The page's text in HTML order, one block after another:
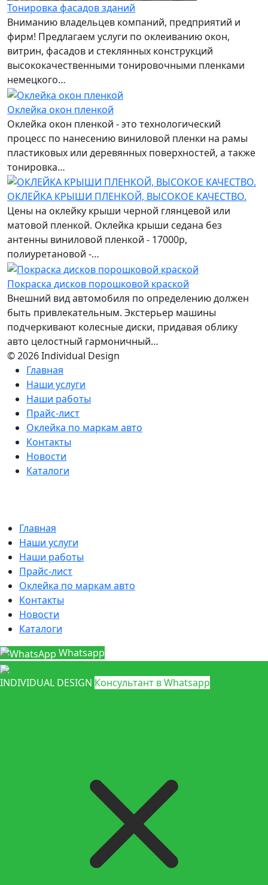
Тонировка фасадов зданий
Вниманию владельцев компаний, предприятий и
фирм! Предлагаем услуги по оклеиванию окон,
витрин, фасадов и стеклянных конструкций
высококачественными тонировочными пленками
немецкого…
Оклейка окон пленкой
Оклейка окон пленкой - это технологический
процесс по нанесению виниловой пленки на рамы
пластиковых или деревянных поверхностей, а также
тонировка…
ОКЛЕЙКА КРЫШИ ПЛЕНКОЙ, ВЫСОКОЕ КАЧЕСТВО.
Цены на оклейку крыши черной глянцевой или
матовой пленкой. Оклейка крыши седана без
антенны виниловой пленкой - 17000р,
полиуретановой -…
Покраска дисков порошковой краской
Внешний вид автомобиля по определению должен
быть привлекательным. Экстерьер машины
подчеркивают колесные диски, придавая облику
авто целостный гармоничный…
© 2026 Individual Design
Главная
Наши услуги
Наши работы
Прайс-лист
Оклейка по маркам авто
Контакты
Новости
Каталоги
Главная
Наши услуги
Наши работы
Прайс-лист
Оклейка по маркам авто
Контакты
Новости
Каталоги
Whatsapp
INDIVIDUAL DESIGN Консультант в Whatsapp